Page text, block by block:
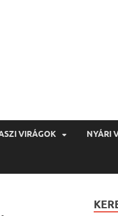
VIRÁGOK NYÁRI